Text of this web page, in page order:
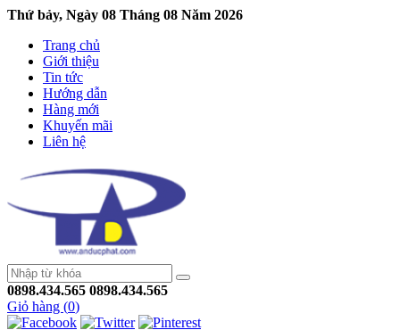
Thứ bảy, Ngày 08 Tháng 08 Năm 2026
Trang chủ
Giới thiệu
Tin tức
Hướng dẫn
Hàng mới
Khuyến mãi
Liên hệ
0898.434.565 0898.434.565
Giỏ hàng (0)